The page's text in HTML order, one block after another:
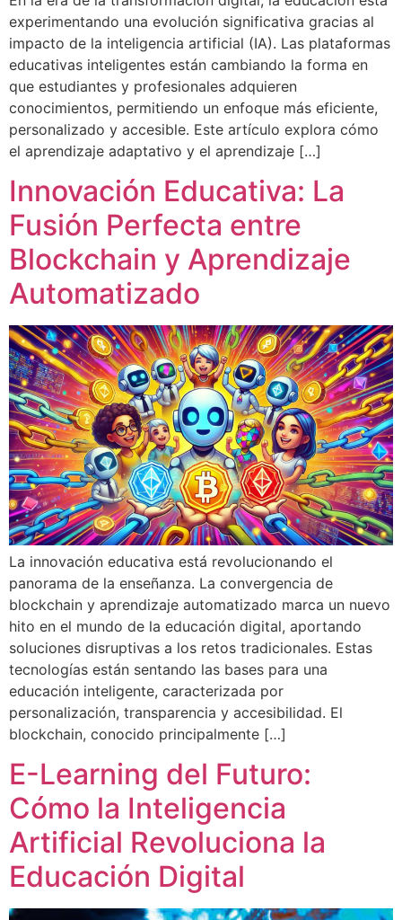
experimentando una evolución significativa gracias al
impacto de la inteligencia artificial (IA). Las plataformas
educativas inteligentes están cambiando la forma en
que estudiantes y profesionales adquieren
conocimientos, permitiendo un enfoque más eficiente,
personalizado y accesible. Este artículo explora cómo
el aprendizaje adaptativo y el aprendizaje […]
Innovación Educativa: La
Fusión Perfecta entre
Blockchain y Aprendizaje
Automatizado
La innovación educativa está revolucionando el
panorama de la enseñanza. La convergencia de
blockchain y aprendizaje automatizado marca un nuevo
hito en el mundo de la educación digital, aportando
soluciones disruptivas a los retos tradicionales. Estas
tecnologías están sentando las bases para una
educación inteligente, caracterizada por
personalización, transparencia y accesibilidad. El
blockchain, conocido principalmente […]
E-Learning del Futuro:
Cómo la Inteligencia
Artificial Revoluciona la
Educación Digital